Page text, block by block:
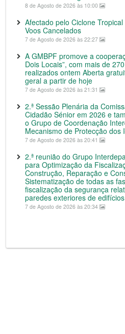
8 de Agosto de 2026 às 10:00
Afectado pelo Ciclone
Voos Cancelados
7 de Agosto de 2026 às 22:27
A GMBPF promove a
Dois Locais”, com mais de
realizados ontem Aberta
geral a partir de hoje
7 de Agosto de 2026 às 21:31
2.ª Sessão Plenária da
Cidadão Sénior em 2026 e
o Grupo de Coordenação
Mecanismo de Protecção dos
7 de Agosto de 2026 às 20:41
2.ª reunião do Grupo
para Optimização da
Construção, Reparação e
Sistematização de todas as
fiscalização da segurança
paredes exteriores de
7 de Agosto de 2026 às 20:34